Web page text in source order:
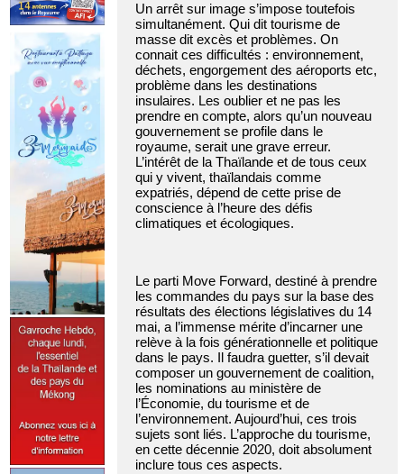
Un arrêt sur image s’impose toutefois
simultanément. Qui dit tourisme de
masse dit excès et problèmes. On
connait ces difficultés : environnement,
déchets, engorgement des aéroports etc,
problème dans les destinations
insulaires. Les oublier et ne pas les
prendre en compte, alors qu’un nouveau
gouvernement se profile dans le
royaume, serait une grave erreur.
L’intérêt de la Thaïlande et de tous ceux
qui y vivent, thaïlandais comme
expatriés, dépend de cette prise de
conscience à l’heure des défis
climatiques et écologiques.
Le parti Move Forward, destiné à prendre
les commandes du pays sur la base des
résultats des élections législatives du 14
mai, a l’immense mérite d’incarner une
relève à la fois générationnelle et politique
dans le pays. Il faudra guetter, s’il devait
composer un gouvernement de coalition,
les nominations au ministère de
l’Économie, du tourisme et de
l’environnement. Aujourd’hui, ces trois
sujets sont liés. L’approche du tourisme,
en cette décennie 2020, doit absolument
inclure tous ces aspects.